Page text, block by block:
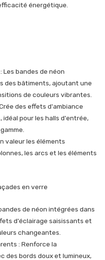
énergétique.
bandes de néon
des bâtiments, ajoutant une
de couleurs vibrantes.
des effets d'ambiance
idéal pour les halls d'entrée,
valeur les éléments
les arcs et les éléments
en verre
de néon intégrées dans
d'éclairage saisissants et
changeantes.
: Renforce la
des bords doux et lumineux,